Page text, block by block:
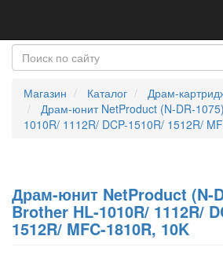
Магазин Каталог Драм-
Драм-юнит NetProduct (N-DR-
1010R/ 1112R/ DCP-1510R/ 1512R/
Драм-юнит NetProduct (N-
Brother HL-1010R/ 1112R/
1512R/ MFC-1810R, 10K